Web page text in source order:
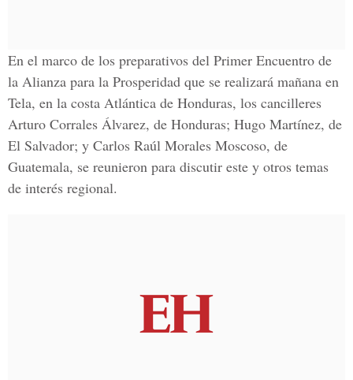
En el marco de los preparativos del Primer Encuentro de
la Alianza para la Prosperidad que se realizará mañana en
Tela, en la costa Atlántica de Honduras, los cancilleres
Arturo Corrales Álvarez, de Honduras; Hugo Martínez, de
El Salvador; y Carlos Raúl Morales Moscoso, de
Guatemala, se reunieron para discutir este y otros temas
de interés regional.